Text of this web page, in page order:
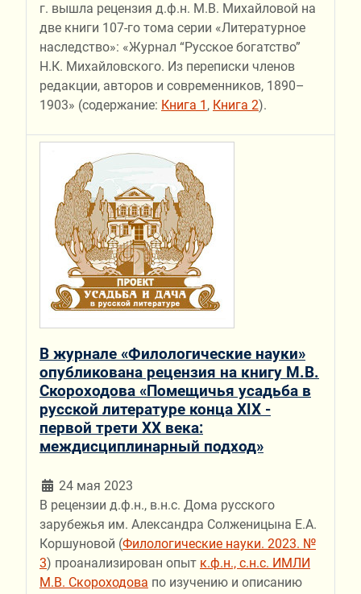
г. вышла рецензия д.ф.н. М.В. Михайловой на
две книги 107-го тома серии «Литературное
наследство»: «Журнал “Русское богатство”
Н.К. Михайловского. Из переписки членов
редакции, авторов и современников, 1890–
1903» (содержание: Книга 1 , Книга 2).
В журнале «Филологические науки»
опубликована рецензия на книгу М.В.
Скороходова «Помещичья усадьба в
русской литературе конца XIX -
первой трети ХХ века:
междисциплинарный подход»
24 мая 2023
В рецензии д.ф.н., в.н.с. Дома русского
зарубежья им. Александра Солженицына Е.А.
Коршуновой (Филологические науки. 2023. №
3) проанализирован опыт к.ф.н., с.н.с. ИМЛИ
М.В. Скороходова по изучению и описанию